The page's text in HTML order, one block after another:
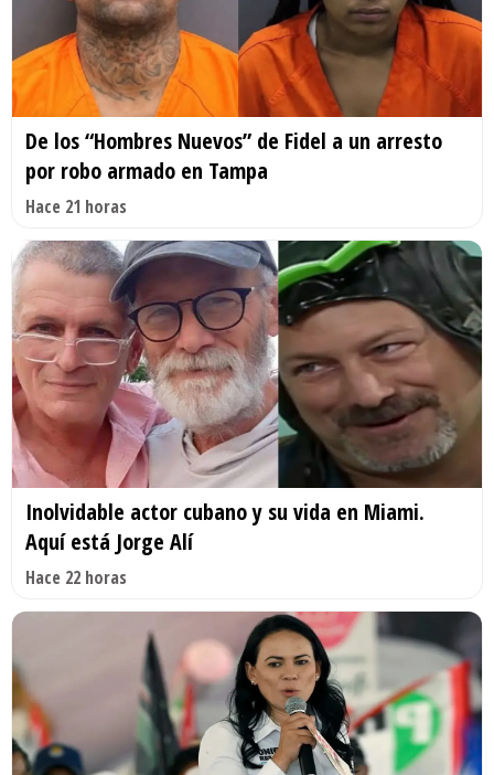
De los “Hombres Nuevos” de Fidel a un arresto
por robo armado en Tampa
Hace 21 horas
Inolvidable actor cubano y su vida en Miami.
Aquí está Jorge Alí
Hace 22 horas